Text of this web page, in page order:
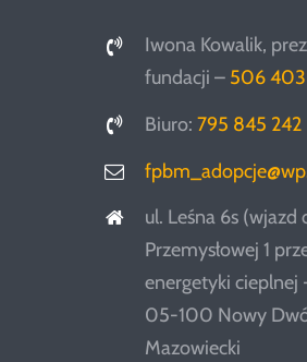
Iwona Kowalik,
fundacji – 506 403
Biuro:795 845 242
ul. Leśna 6s (wjazd
Przemysłowej 1
energetyki cieplnej
05-100 Nowy
Mazowiecki